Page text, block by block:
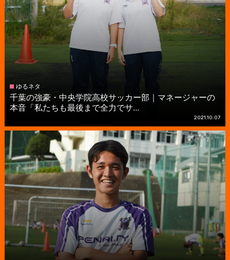
ゆるネタ
千葉の強豪・中央学院高校サッカー部｜マネージャーの
本音「私たちも最後まで全力でサ...
2021.10.07